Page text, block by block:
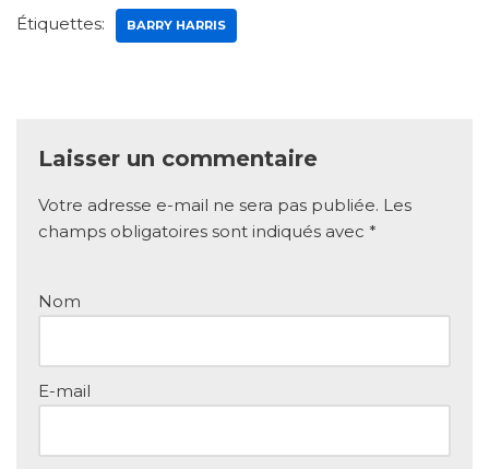
Étiquettes: BARRY HARRIS
Laisser un commentaire
Votre adresse e-mail ne sera pas publiée. Les
champs obligatoires sont indiqués avec *
Nom
E-mail